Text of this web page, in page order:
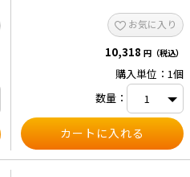
お気に入り
10,318 円（税込）
購入単位：1個
数量：